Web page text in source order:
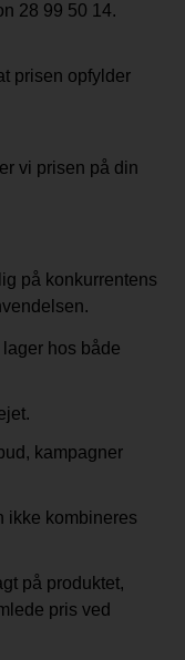
28 99 50 14.
prisen opfylder
vi prisen på din
på konkurrentens
hos både
kampagner
ikke kombineres
på produktet,
pris ved